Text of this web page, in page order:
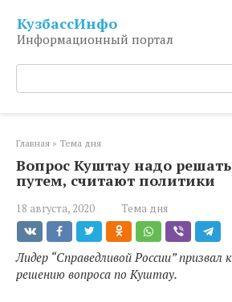
контенту
КузбассИнфо
Информационный портал
Поиск:
Главная » Тема дня
Вопрос Куштау надо
путем, считают политики
18 августа, 2020 Тема дня
Лидер “Справедливой России” призвал
решению вопроса по Куштау.